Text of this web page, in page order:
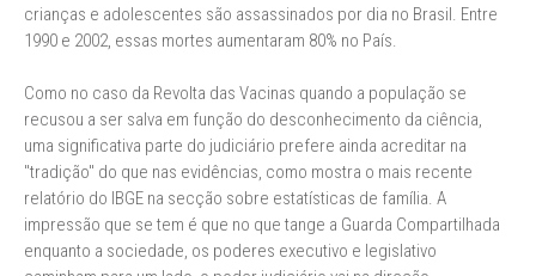
crianças e adolescentes são assassinados por dia no Brasil. Entre
1990 e 2002, essas mortes aumentaram 80% no País.
Como no caso da Revolta das Vacinas quando a população se
recusou a ser salva em função do desconhecimento da ciência,
uma significativa parte do judiciário prefere ainda acreditar na
"tradição" do que nas evidências, como mostra o mais recente
relatório do IBGE na secção sobre estatísticas de família. A
impressão que se tem é que no que tange a Guarda Compartilhada
enquanto a sociedade, os poderes executivo e legislativo